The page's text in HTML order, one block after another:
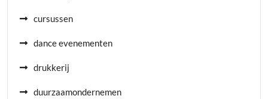
cursussen
dance evenementen
drukkerij
duurzaamondernemen